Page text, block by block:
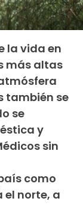
la vida en
más altas
también se
se
y
sin
como
el norte, a